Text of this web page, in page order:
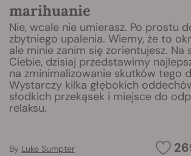
marihuanie
Nie, wcale nie umierasz. Po prostu
zbytniego upalenia. Wiemy, że to
ale minie zanim się zorientujesz. Na
Ciebie, dzisiaj przedstawimy
na zminimalizowanie skutków tego
Wystarczy kilka głębokich
słodkich przekąsek i miejsce do
relaksu.
By Luke Sumpter